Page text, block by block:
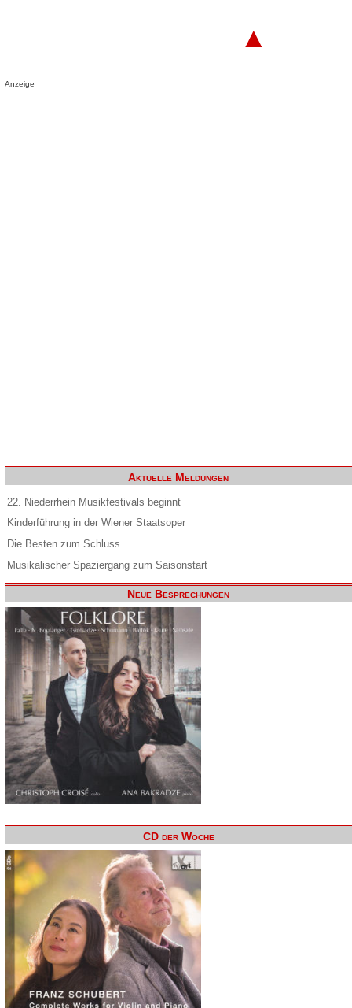
▲
Anzeige
Aktuelle Meldungen
22. Niederrhein Musikfestivals beginnt
Kinderführung in der Wiener Staatsoper
Die Besten zum Schluss
Musikalischer Spaziergang zum Saisonstart
Neue Besprechungen
CD der Woche